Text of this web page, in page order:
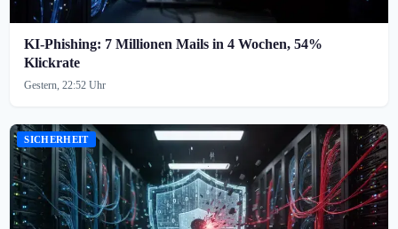
KI-Phishing: 7 Millionen Mails in 4 Wochen, 54%
Klickrate
Gestern, 22:52 Uhr
SICHERHEIT